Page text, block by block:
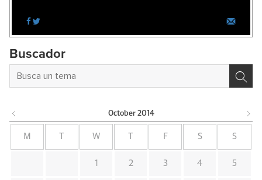
Buscador
October 2014
M W F S S
1 2 3 4 5